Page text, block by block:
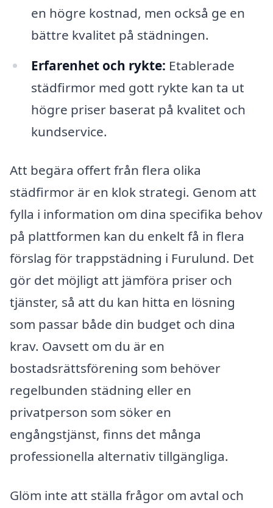
en högre kostnad, men också ge en
bättre kvalitet på städningen.
Erfarenhet och rykte: Etablerade
städfirmor med gott rykte kan ta ut
högre priser baserat på kvalitet och
kundservice.
Att begära offert från flera olika
städfirmor är en klok strategi. Genom att
fylla i information om dina specifika behov
på plattformen kan du enkelt få in flera
förslag för trappstädning i Furulund. Det
gör det möjligt att jämföra priser och
tjänster, så att du kan hitta en lösning
som passar både din budget och dina
krav. Oavsett om du är en
bostadsrättsförening som behöver
regelbunden städning eller en
privatperson som söker en
engångstjänst, finns det många
professionella alternativ tillgängliga.
Glöm inte att ställa frågor om avtal och